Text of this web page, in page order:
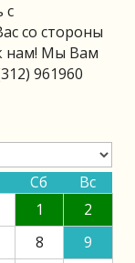
с
со стороны
нам! Мы Вам
961960
Сб
Вс
1
2
8
9